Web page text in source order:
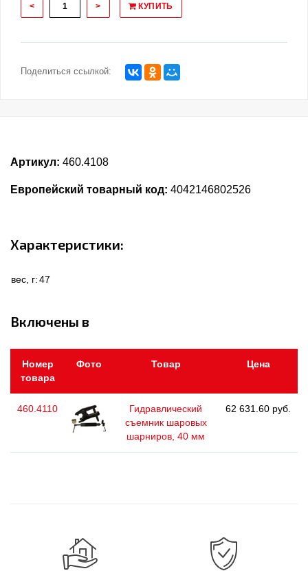
< > КУПИТЬ
Поделиться ссылкой:
Артикул: 460.4108
Европейский товарный код: 4042146802526
Характеристики:
вес, г:47
Включены в
Номер
товара
Фото Товар Цена
460.4110
Гидравлический
съемник шаровых
шарниров, 40 мм
62 631.60 руб.